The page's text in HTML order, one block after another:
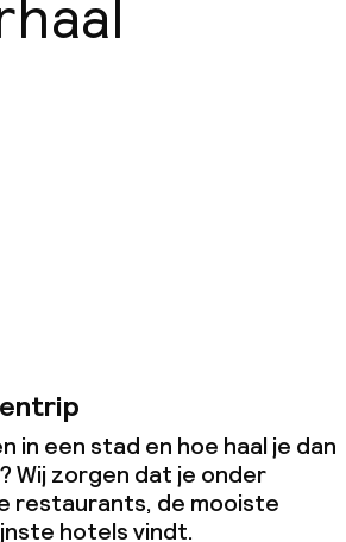
in een stad en hoe haal je dan
Wij zorgen dat je onder
restaurants, de mooiste
hotels vindt.